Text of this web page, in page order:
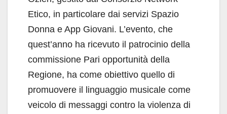
Etico, in particolare dai servizi Spazio
Donna e App Giovani. L’evento, che
quest’anno ha ricevuto il patrocinio della
commissione Pari opportunità della
Regione, ha come obiettivo quello di
promuovere il linguaggio musicale come
veicolo di messaggi contro la violenza di